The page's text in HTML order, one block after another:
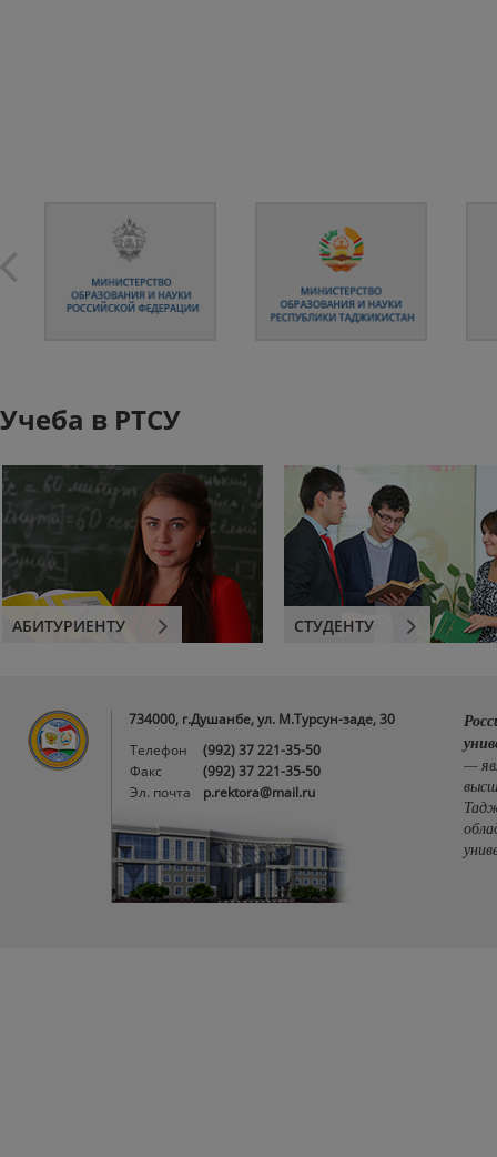
Учеба в РТСУ
АБИТУРИЕНТУ СТУДЕНТУ
734000, г.Душанбе, ул. М.Турсун-заде, 30
Телефон
(992) 37 221-35-50
Факс
(992) 37 221-35-50
Эл. почта
p.rektora@mail.ru
—